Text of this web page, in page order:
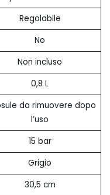
Regolabile
No
Non incluso
0,8 L
da rimuovere dopo
l’uso
15 bar
Grigio
30,5 cm